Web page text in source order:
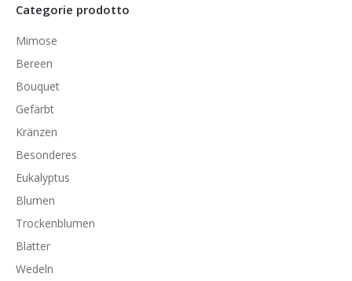
Categorie prodotto
Mimose
Bereen
Bouquet
Gefärbt
Kränzen
Besonderes
Eukalyptus
Blumen
Trockenblumen
Blatter
Wedeln